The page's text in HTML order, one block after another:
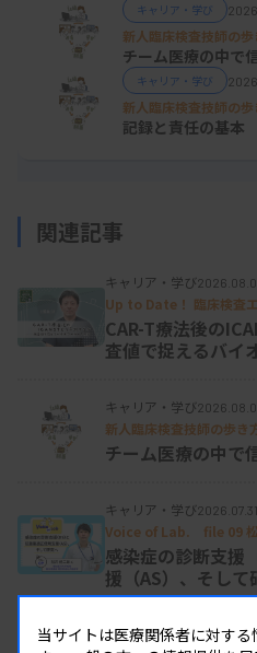
キャリア・学び
新人臨床検査技師の
チーム医療の中で
キャリア・学び
新人臨床検査技師の
記録と責任の基本
関連記事
キャリア・学び
Up to Date！ 臨床検査
CAR-T療法後の
査値で捉えるバイ
キャリア・学び
新人臨床検査技師の歩き
チーム医療の中で
キャリア・学び
Voice of Lab. file 09 松
査部微生物遺伝子検査室
感染症の診断支援
援（AS）、そして
キャリア・学び
当サイトは医療関係者に対す